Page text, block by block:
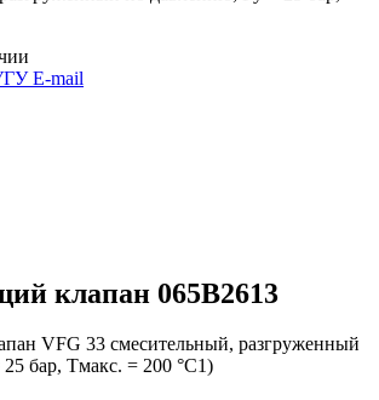
E-mail
клапан 065В2613
VFG 33 смесительный, разгруженный
бар, Тмакс. = 200 °С1)